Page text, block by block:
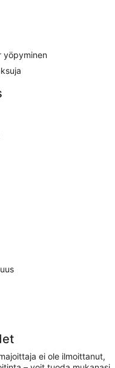
yöpyminen
ei ole ilmoittanut,